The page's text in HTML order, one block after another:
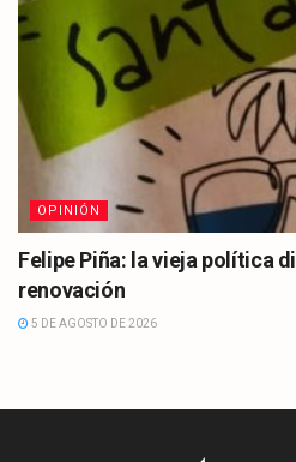
OPINIÓN
Felipe Piña: la vieja política
renovación
5 DE AGOSTO DE 2026